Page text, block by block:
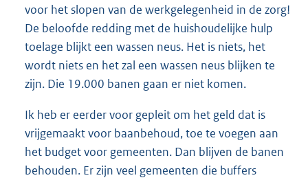
voor het slopen van de werkgelegenheid in de zorg!
De beloofde redding met de huishoudelijke hulp
toelage blijkt een wassen neus. Het is niets, het
wordt niets en het zal een wassen neus blijken te
zijn. Die 19.000 banen gaan er niet komen.
Ik heb er eerder voor gepleit om het geld dat is
vrijgemaakt voor baanbehoud, toe te voegen aan
het budget voor gemeenten. Dan blijven de banen
behouden. Er zijn veel gemeenten die buffers